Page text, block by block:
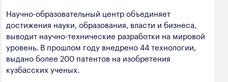
Научно-образовательный центр объединяет
достижения науки, образования, власти и бизнеса,
выводит научно-технические разработки на мировой
уровень. В прошлом году внедрено 44 технологии,
выдано более 200 патентов на изобретения
кузбасских ученых.